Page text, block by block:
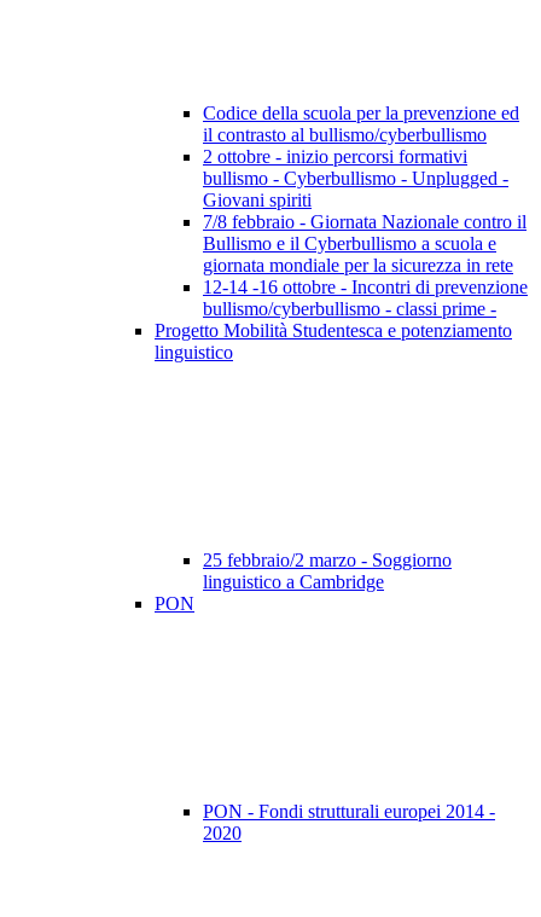
Codice della scuola per la prevenzione ed
il contrasto al bullismo/cyberbullismo
2 ottobre - inizio percorsi formativi
bullismo - Cyberbullismo - Unplugged -
Giovani spiriti
7/8 febbraio - Giornata Nazionale contro il
Bullismo e il Cyberbullismo a scuola e
giornata mondiale per la sicurezza in rete
12-14 -16 ottobre - Incontri di prevenzione
bullismo/cyberbullismo - classi prime -
Progetto Mobilità Studentesca e potenziamento
linguistico
25 febbraio/2 marzo - Soggiorno
linguistico a Cambridge
PON
PON - Fondi strutturali europei 2014 -
2020